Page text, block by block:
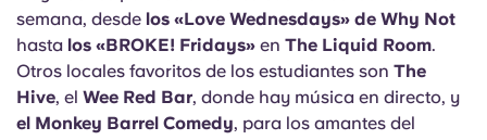
semana, desde los «Love Wednesdays» de Why Not
hasta los «BROKE! Fridays» en The Liquid Room.
Otros locales favoritos de los estudiantes son The
Hive, el Wee Red Bar, donde hay música en directo, y
el Monkey Barrel Comedy, para los amantes del